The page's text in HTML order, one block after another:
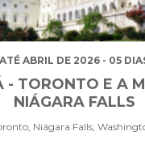
ATÉ ABRIL DE 2026 - 05
- TORONTO E A
NIÁGARA FALLS
Niágara Falls,